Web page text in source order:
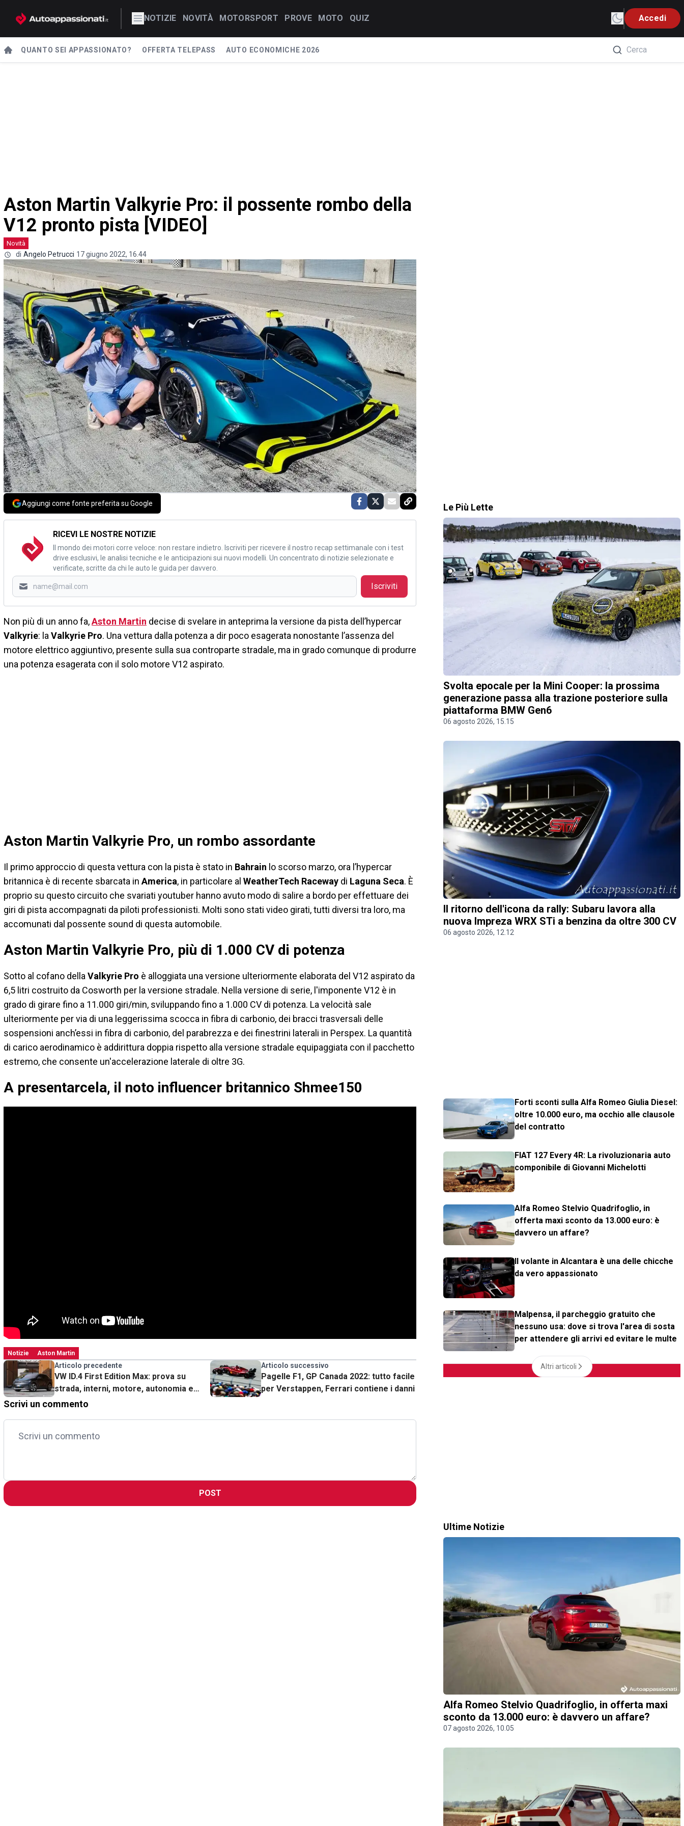
NOTIZIE NOVITÀ MOTORSPORT PROVE MOTO QUIZ Accedi
QUANTO SEI APPASSIONATO? OFFERTA TELEPASS AUTO ECONOMICHE 2026
Aston Martin Valkyrie Pro: il possente rombo della
V12 pronto pista [VIDEO]
Novità
di Angelo Petrucci 17 giugno 2022, 16.44
Aggiungi come fonte preferita su Google
RICEVI LE NOSTRE NOTIZIE
Il mondo dei motori corre veloce: non restare indietro. Iscriviti per ricevere il nostro recap settimanale con i test
drive esclusivi, le analisi tecniche e le anticipazioni sui nuovi modelli. Un concentrato di notizie selezionate e
verificate, scritte da chi le auto le guida per davvero.
Iscriviti
Non più di un anno fa,Aston Martin decise di svelare in anteprima la versione da pista dell’hypercar
Valkyrie: la Valkyrie Pro. Una vettura dalla potenza a dir poco esagerata nonostante l’assenza del
motore elettrico aggiuntivo, presente sulla sua controparte stradale, ma in grado comunque di produrre
una potenza esagerata con il solo motore V12 aspirato.
Aston Martin Valkyrie Pro, un rombo assordante
Il primo approccio di questa vettura con la pista è stato in Bahrain lo scorso marzo, ora l’hypercar
britannica è di recente sbarcata in America, in particolare al WeatherTech Raceway di Laguna Seca. È
proprio su questo circuito che svariati youtuber hanno avuto modo di salire a bordo per effettuare dei
giri di pista accompagnati da piloti professionisti. Molti sono stati video girati, tutti diversi tra loro, ma
accomunati dal possente sound di questa automobile.
Aston Martin Valkyrie Pro, più di 1.000 CV di potenza
Sotto al cofano della Valkyrie Pro è alloggiata una versione ulteriormente elaborata del V12 aspirato da
6,5 ​​litri costruito da Cosworth per la versione stradale. Nella versione di serie, l'imponente V12 è in
grado di girare fino a 11.000 giri/min, sviluppando fino a 1.000 CV di potenza. La velocità sale
ulteriormente per via di una leggerissima scocca in fibra di carbonio, dei bracci trasversali delle
sospensioni anch’essi in fibra di carbonio, del parabrezza e dei finestrini laterali in Perspex. La quantità
di carico aerodinamico è addirittura doppia rispetto alla versione stradale equipaggiata con il pacchetto
estremo, che consente un'accelerazione laterale di oltre 3G.
A presentarcela, il noto influencer britannico Shmee150
Notizie Aston Martin
Articolo precedente
VW ID.4 First Edition Max: prova su
strada, interni, motore, autonomia e
prezzi
Articolo successivo
Pagelle F1, GP Canada 2022: tutto facile
per Verstappen, Ferrari contiene i danni
Scrivi un commento
POST
Le Più Lette
Svolta epocale per la Mini Cooper: la prossima
generazione passa alla trazione posteriore sulla
piattaforma BMW Gen6
06 agosto 2026, 15.15
Il ritorno dell'icona da rally: Subaru lavora alla
nuova Impreza WRX STi a benzina da oltre 300 CV
06 agosto 2026, 12.12
Forti sconti sulla Alfa Romeo Giulia Diesel:
oltre 10.000 euro, ma occhio alle clausole
del contratto
FIAT 127 Every 4R: La rivoluzionaria auto
componibile di Giovanni Michelotti
Alfa Romeo Stelvio Quadrifoglio, in
offerta maxi sconto da 13.000 euro: è
davvero un affare?
Il volante in Alcantara è una delle chicche
da vero appassionato
Malpensa, il parcheggio gratuito che
nessuno usa: dove si trova l'area di sosta
per attendere gli arrivi ed evitare le multe
Altri articoli
Ultime Notizie
Alfa Romeo Stelvio Quadrifoglio, in offerta maxi
sconto da 13.000 euro: è davvero un affare?
07 agosto 2026, 10.05